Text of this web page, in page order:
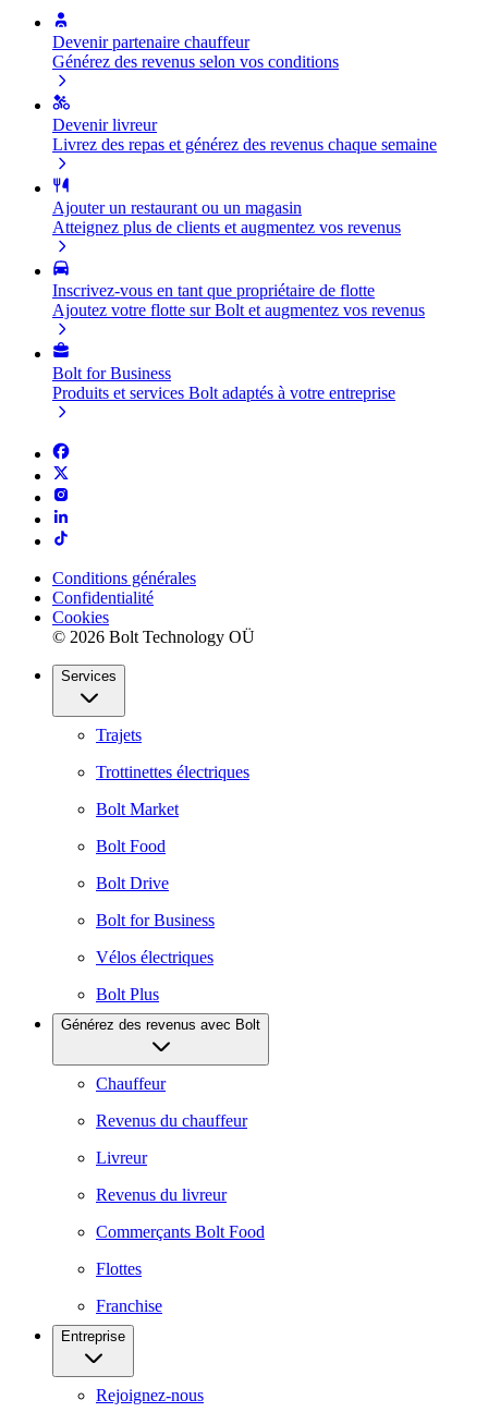
Devenir partenaire chauffeur
Générez des revenus selon vos conditions
Devenir livreur
Livrez des repas et générez des revenus chaque semaine
Ajouter un restaurant ou un magasin
Atteignez plus de clients et augmentez vos revenus
Inscrivez-vous en tant que propriétaire de flotte
Ajoutez votre flotte sur Bolt et augmentez vos revenus
Bolt for Business
Produits et services Bolt adaptés à votre entreprise
Conditions générales
Confidentialité
Cookies
© 2026 Bolt Technology OÜ
Services
Trajets
Trottinettes électriques
Bolt Market
Bolt Food
Bolt Drive
Bolt for Business
Vélos électriques
Bolt Plus
Générez des revenus avec Bolt
Chauffeur
Revenus du chauffeur
Livreur
Revenus du livreur
Commerçants Bolt Food
Flottes
Franchise
Entreprise
Rejoignez-nous